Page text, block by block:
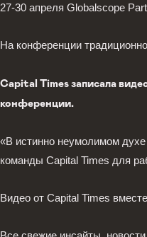
27-30 апреля Globalscope
На конференции
Capital Times записала
конференции.
«В истинно неумолимом
команды Capital Times для
Видео от Capital Times